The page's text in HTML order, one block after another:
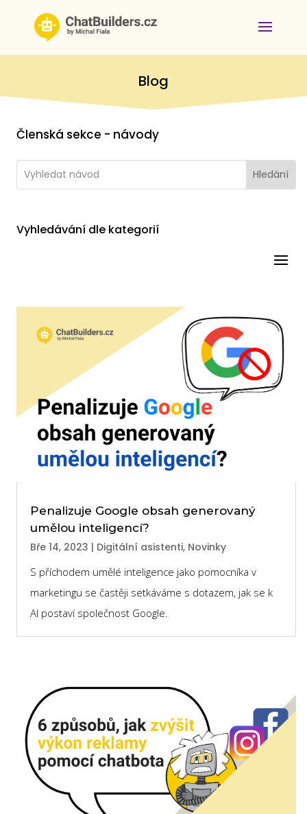
Blog
Členská sekce - návody
Vyhledávání dle kategorií
Penalizuje Google obsah generovaný
umělou inteligencí?
Bře 14, 2023 | Digitální asistenti, Novinky
S příchodem umělé inteligence jako pomocníka v
marketingu se častěji setkáváme s dotazem, jak se k
AI postaví společnost Google.